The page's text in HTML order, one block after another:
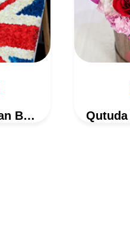
İngiltərə-Azərbaycan Bayrağı Tədbir Dekoru